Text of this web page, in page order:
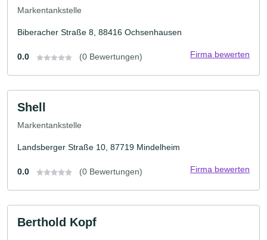
Markentankstelle
Biberacher Straße 8, 88416 Ochsenhausen
0.0 (0 Bewertungen) Firma bewerten
Shell
Markentankstelle
Landsberger Straße 10, 87719 Mindelheim
0.0 (0 Bewertungen) Firma bewerten
Berthold Kopf